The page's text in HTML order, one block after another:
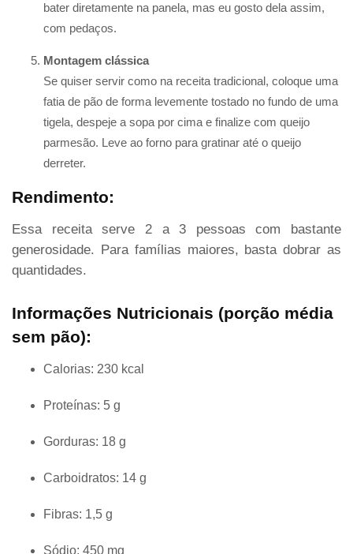
bater diretamente na panela, mas eu gosto dela assim,
com pedaços.
Montagem clássica
Se quiser servir como na receita tradicional, coloque uma
fatia de pão de forma levemente tostado no fundo de uma
tigela, despeje a sopa por cima e finalize com queijo
parmesão. Leve ao forno para gratinar até o queijo
derreter.
Rendimento:
Essa receita serve 2 a 3 pessoas com bastante
generosidade. Para famílias maiores, basta dobrar as
quantidades.
Informações Nutricionais (porção média
sem pão):
Calorias: 230 kcal
Proteínas: 5 g
Gorduras: 18 g
Carboidratos: 14 g
Fibras: 1,5 g
Sódio: 450 mg